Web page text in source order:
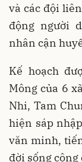
và các đội
động người
nhân cận
Kế hoạch
Mông của 6
Nhi, Tam
hiện sáp
văn minh,
đời sống cộng